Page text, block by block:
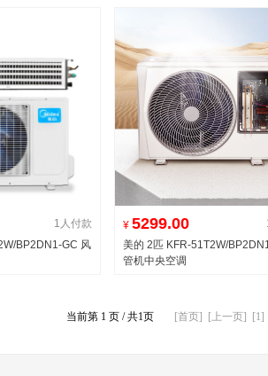
1人付款
BP2DN1-GC 风
¥ 5299.00
美的 2匹 KFR-51T2W/
管机中央空调
当前第 1 页 / 共1页 [首页] [上一页] [1]